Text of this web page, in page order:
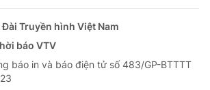
Đài Truyền hình Việt Nam
báo VTV
báo in và báo điện tử số 483/GP-BTTTT